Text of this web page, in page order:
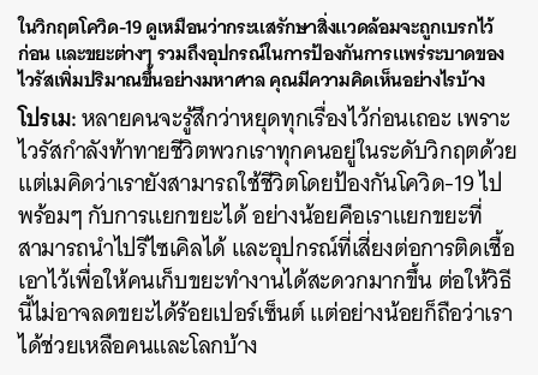
ในวิกฤตโควิด-19 ดูเหมือนว่ากระแสรักษาสิ่งแวดล้อมจะถูกเบรกไว้
ก่อน และขยะต่างๆ รวมถึงอุปกรณ์ในการป้องกันการแพร่ระบาดของ
ไวรัสเพิ่มปริมาณขึ้นอย่างมหาศาล คุณมีความคิดเห็นอย่างไรบ้าง
โปรเม:หลายคนจะรู้สึกว่าหยุดทุกเรื่องไว้ก่อนเถอะ เพราะ
ไวรัสกำลังท้าทายชีวิตพวกเราทุกคนอยู่ในระดับวิกฤตด้วย
แต่เมคิดว่าเรายังสามารถใช้ชีวิตโดยป้องกันโควิด-19 ไป
พร้อมๆ กับการแยกขยะได้ อย่างน้อยคือเราแยกขยะที่
สามารถนำไปรีไซเคิลได้ และอุปกรณ์ที่เสี่ยงต่อการติดเชื้อ
เอาไว้เพื่อให้คนเก็บขยะทำงานได้สะดวกมากขึ้น ต่อให้วิธี
นี้ไม่อาจลดขยะได้ร้อยเปอร์เซ็นต์ แต่อย่างน้อยก็ถือว่าเรา
ได้ช่วยเหลือคนและโลกบ้าง